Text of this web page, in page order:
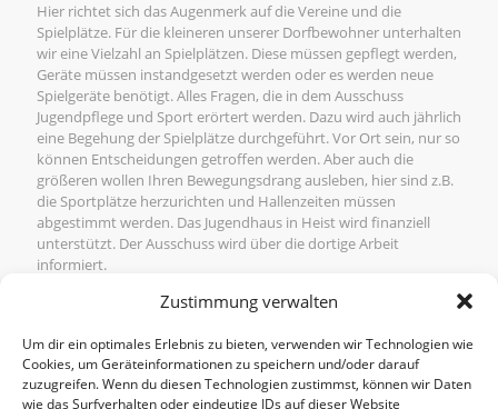
Zustimmung verwalten
Um dir ein optimales Erlebnis zu bieten, verwenden wir Technologien wie
Cookies, um Geräteinformationen zu speichern und/oder darauf
zuzugreifen. Wenn du diesen Technologien zustimmst, können wir Daten
wie das Surfverhalten oder eindeutige IDs auf dieser Website
Hier richtet sich das Augenmerk auf die Vereine und die
Spielplätze. Für die kleineren unserer Dorfbewohner unterhalten
wir eine Vielzahl an Spielplätzen. Diese müssen gepflegt werden,
Geräte müssen instandgesetzt werden oder es werden neue
Spielgeräte benötigt. Alles Fragen, die in dem Ausschuss
Jugendpflege und Sport erörtert werden. Dazu wird auch jährlich
eine Begehung der Spielplätze durchgeführt. Vor Ort sein, nur so
können Entscheidungen getroffen werden. Aber auch die
größeren wollen Ihren Bewegungsdrang ausleben, hier sind z.B.
die Sportplätze herzurichten und Hallenzeiten müssen
abgestimmt werden. Das Jugendhaus in Heist wird finanziell
unterstützt. Der Ausschuss wird über die dortige Arbeit
informiert.